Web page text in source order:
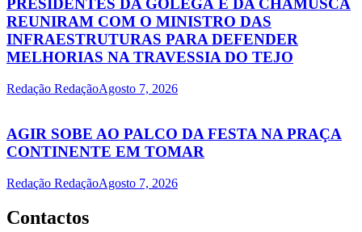
PRESIDENTES DA GOLEGÃ E DA CHAMUSCA
REUNIRAM COM O MINISTRO DAS
INFRAESTRUTURAS PARA DEFENDER
MELHORIAS NA TRAVESSIA DO TEJO
Redação RedaçãoAgosto 7, 2026
AGIR SOBE AO PALCO DA FESTA NA PRAÇA
CONTINENTE EM TOMAR
Redação RedaçãoAgosto 7, 2026
Contactos